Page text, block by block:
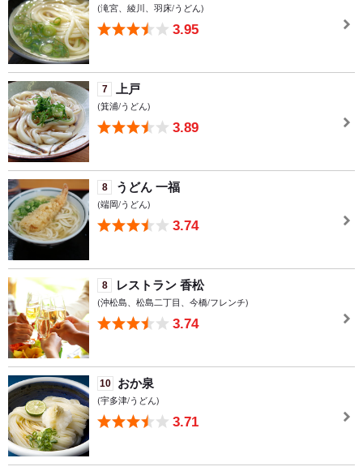
(滝宮、綾川、羽床/うどん)
3.95
7 上戸
(箕浦/うどん)
3.89
8 うどん 一福
(端岡/うどん)
3.74
8 レストラン 香松
(沖松島、松島二丁目、今橋/フレンチ)
3.74
10 おか泉
(宇多津/うどん)
3.71